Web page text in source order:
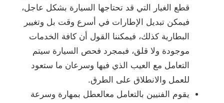
قطع الغيار التي قد تحتاجها السيارة بشكل عاجل،
فيمكن تبديل الإطارات في أسرع وقت بل وتغيير
البطارية كذلك، فيمكننا القول أن كافة الخدمات
موجودة ولا قلق، فبمجرد فحص السيارة سيتم
التعامل مع العيب الذي فيها وسرعان ما ستعود
للعمل والانطلاق على الطرق.
يقوم الفنيين بالتعامل معالعطل بمهارة وسرعة